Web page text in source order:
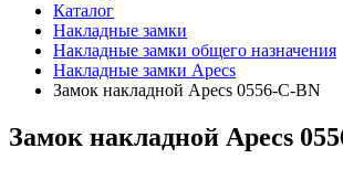
Каталог
Накладные замки
Накладные замки общего назначения
Накладные замки Apecs
Замок накладной Apecs 0556-C-BN
Замок накладной Apecs